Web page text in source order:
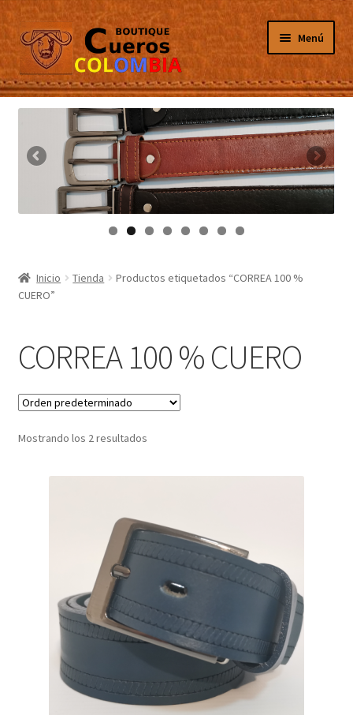
Ir
a
la
navegación
Ir
al
contenido
Menú
Inicio
Masculino
Femenino
Porta Celulares
Pisabilletes
sombreros
Inicio Tienda
Productos etiquetados “CORREA 100 %
CUERO”
CORREA 100 % CUERO
Mostrando los 2 resultados